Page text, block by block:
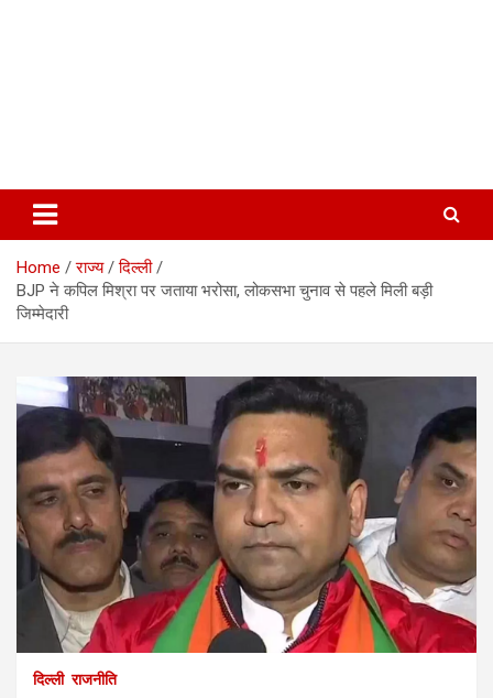
Home राज्य
दिल्ली
BJP ने कपिल मिश्रा पर जताया भरोसा, लोकसभा चुनाव से पहले मिली बड़ी
जिम्मेदारी
दिल्ली राजनीति